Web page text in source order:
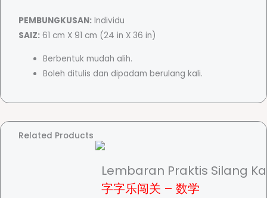
PEMBUNGKUSAN: Individu
SAIZ: 61 cm X 91 cm (24 in X 36 in)
Berbentuk mudah alih.
Boleh ditulis dan dipadam berulang kali.
Related Products
Lembaran Praktis Silang
字字乐闯关 – 数学